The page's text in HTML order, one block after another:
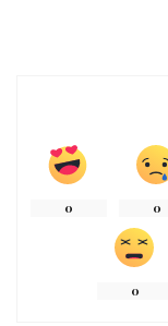
0 0
0